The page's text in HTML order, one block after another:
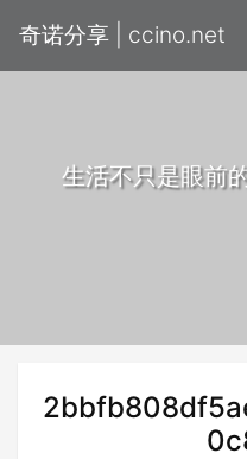
奇诺分享 | ccino.net
生活不只是眼前